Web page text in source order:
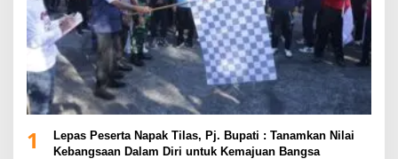
1
Lepas Peserta Napak Tilas, Pj. Bupati : Tanamkan Nilai
Kebangsaan Dalam Diri untuk Kemajuan Bangsa